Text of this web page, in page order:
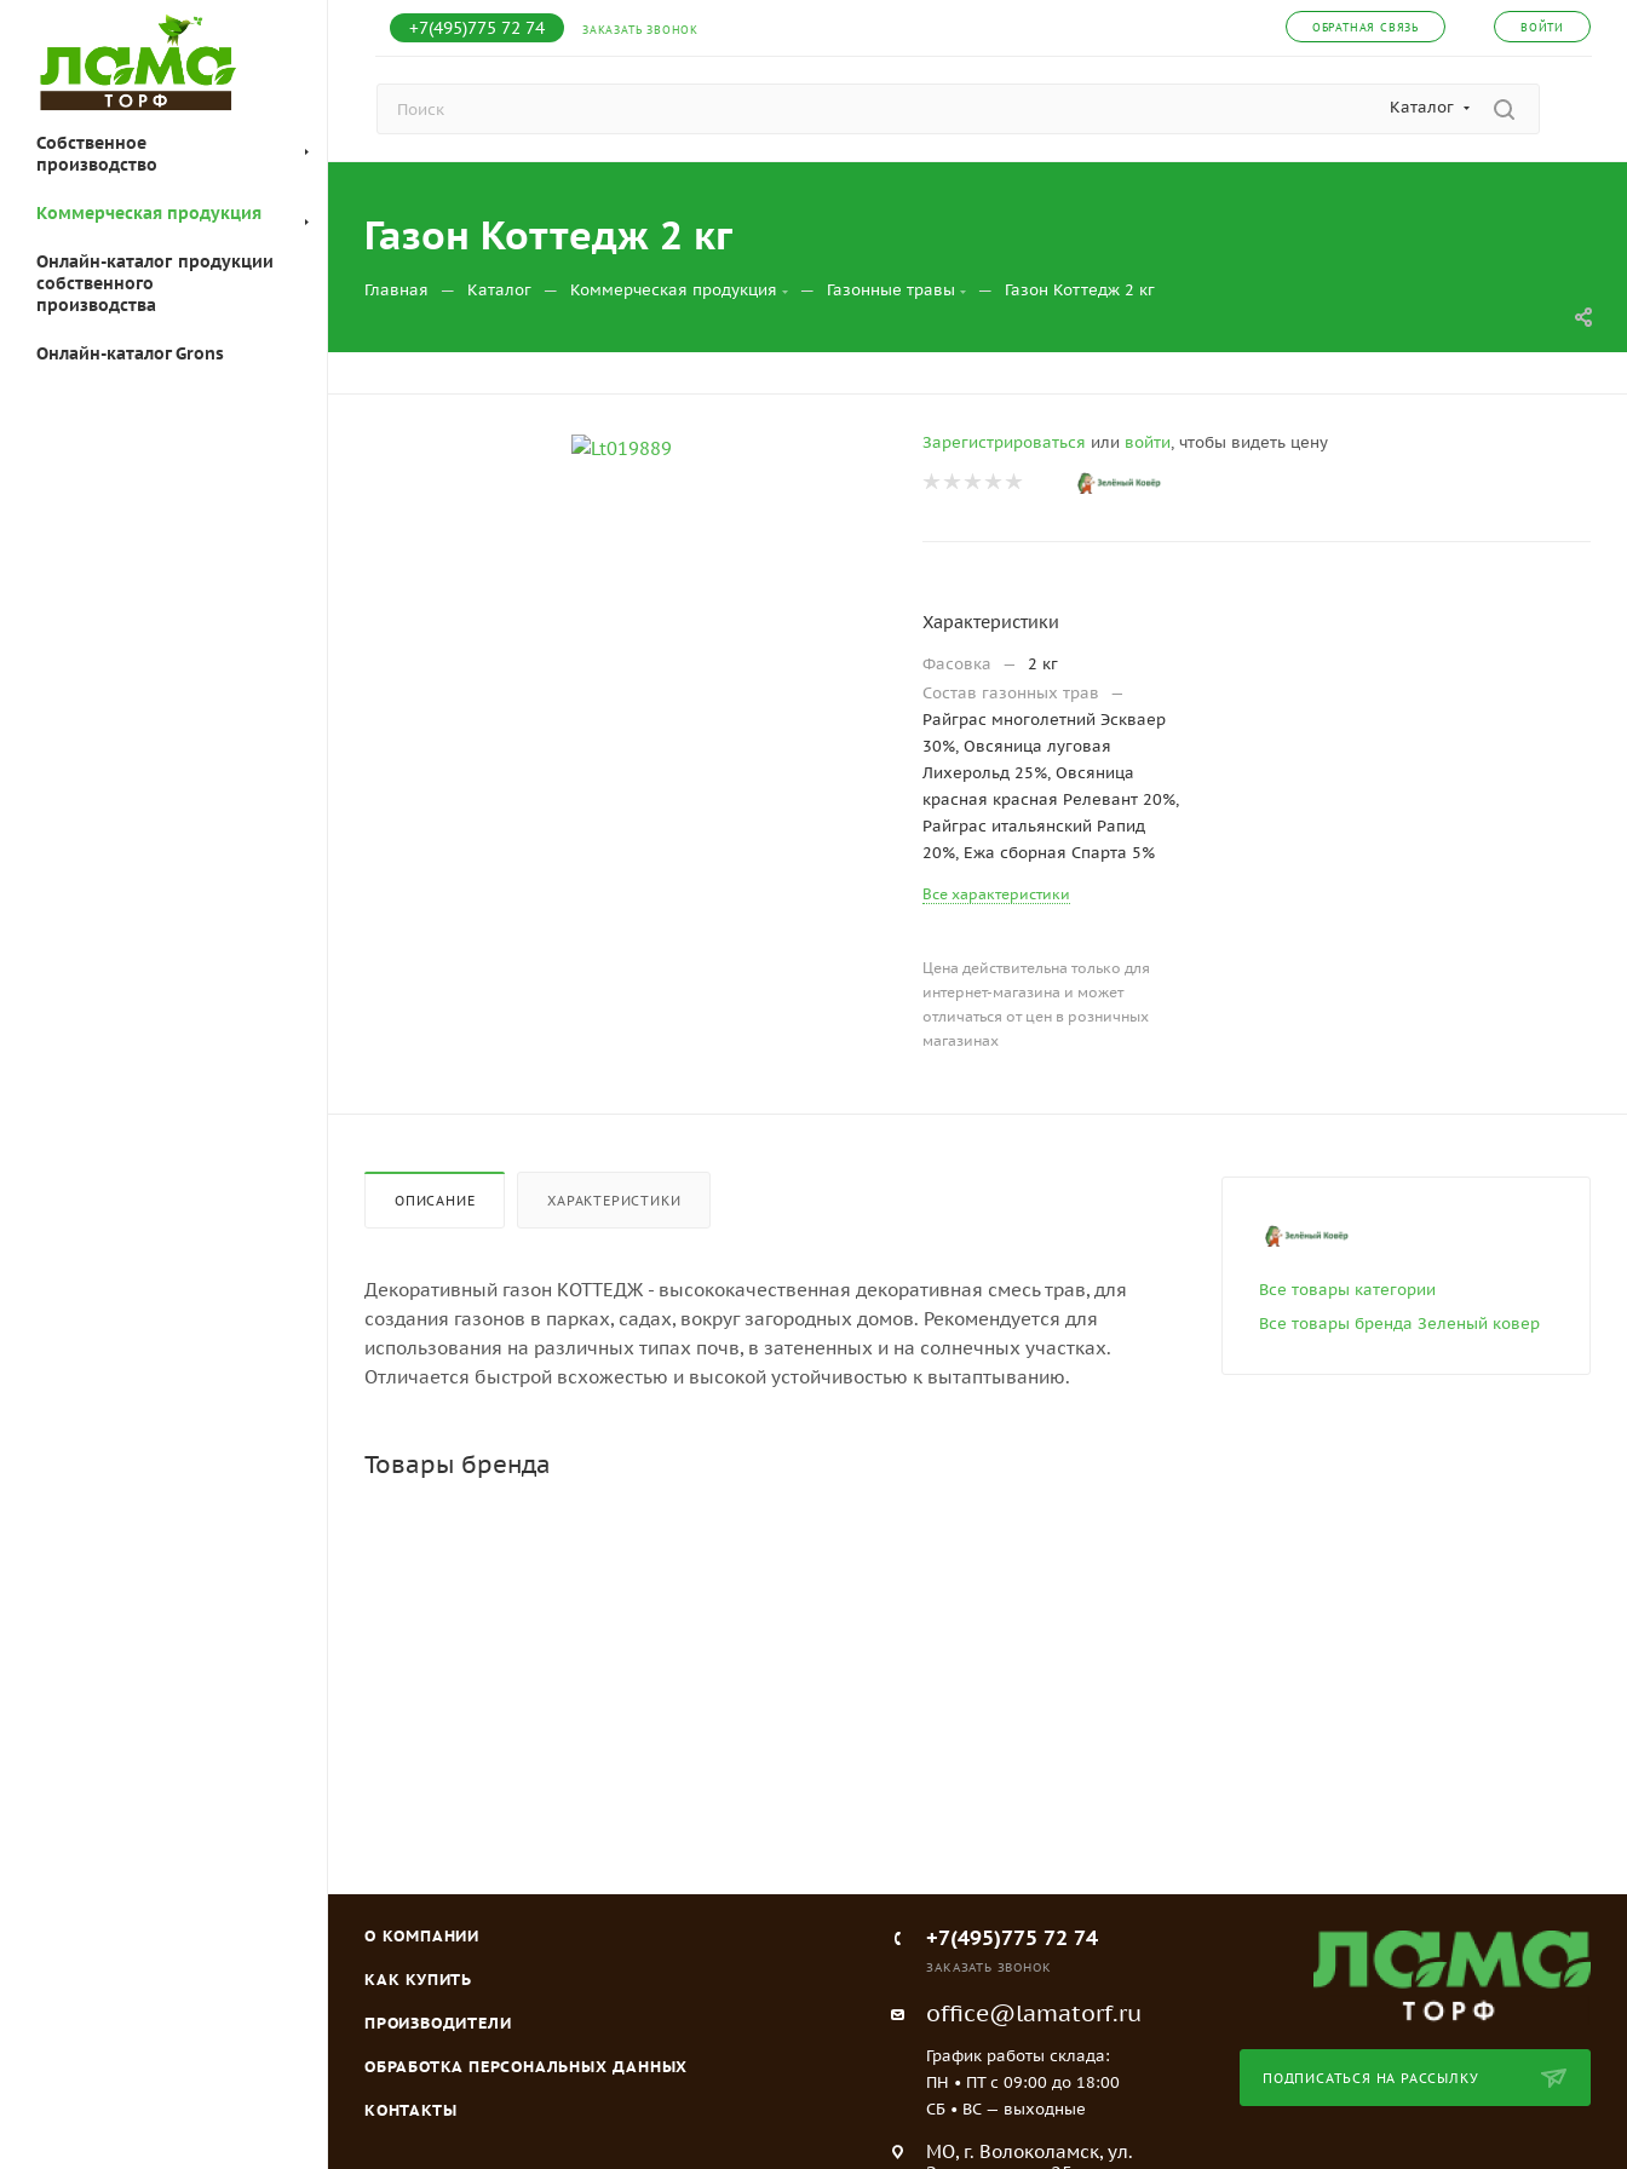
+7(495)775 72 74 ЗАКАЗАТЬ ЗВОНОК ОБРАТНАЯ СВЯЗЬ ВОЙТИ
Каталог
Собственное
производство
Коммерческая продукция
Онлайн-каталог продукции
собственного
производства
Онлайн-каталог Grons
Газон Коттедж 2 кг
Главная — Каталог — Коммерческая продукция — Газонные травы — Газон Коттедж 2 кг
Зарегистрироваться или войти, чтобы видеть цену
Характеристики
Фасовка —
2 кг
Состав газонных трав
—
Райграс многолетний Эскваер
30%, Овсяница луговая
Лихерольд 25%, Овсяница
красная красная Релевант 20%,
Райграс итальянский Рапид
20%, Ежа сборная Спарта 5%
Все характеристики
Цена действительна только для
интернет-магазина и может
отличаться от цен в розничных
магазинах
ОПИСАНИЕ ХАРАКТЕРИСТИКИ
Декоративный газон КОТТЕДЖ - высококачественная декоративная смесь трав, для
создания газонов в парках, садах, вокруг загородных домов. Рекомендуется для
использования на различных типах почв, в затененных и на солнечных участках.
Отличается быстрой всхожестью и высокой устойчивостью к вытаптыванию.
Товары бренда
Все товары категории
Все товары бренда Зеленый ковер
О КОМПАНИИ
КАК КУПИТЬ
ПРОИЗВОДИТЕЛИ
ОБРАБОТКА ПЕРСОНАЛЬНЫХ ДАННЫХ
КОНТАКТЫ
+7(495)775 72 74
ЗАКАЗАТЬ ЗВОНОК
office@lamatorf.ru
График работы склада:
ПН • ПТ c 09:00 до 18:00
СБ • ВС — выходные
МO, г. Волоколамск, ул.
ПОДПИСАТЬСЯ НА РАССЫЛКУ